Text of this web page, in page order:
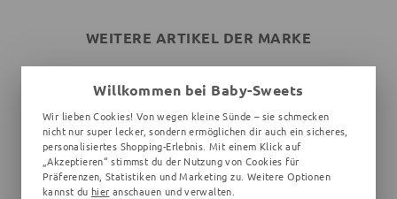
WEITERE ARTIKEL DER MARKE
Willkommen bei Baby-Sweets
Wir lieben Cookies! Von wegen kleine Sünde – sie schmecken
nicht nur super lecker, sondern ermöglichen dir auch ein sicheres,
personalisiertes Shopping-Erlebnis. Mit einem Klick auf
„Akzeptieren“ stimmst du der Nutzung von Cookies für
Präferenzen, Statistiken und Marketing zu. Weitere Optionen
kannst du hier anschauen und verwalten.